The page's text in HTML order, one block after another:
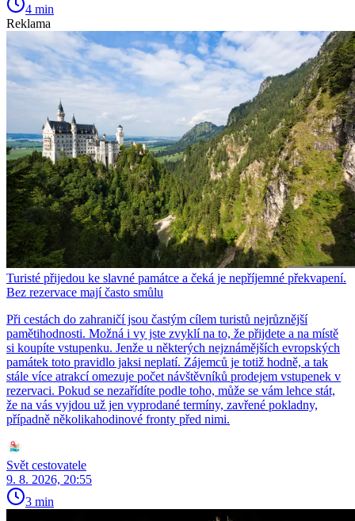
4 min
Reklama
Turisté přijedou ke slavné památce a čeká je nepříjemné překvapení.
Bez rezervace mají často smůlu
Při cestách do zahraničí jsou častým cílem turistů nejrůznější
pamětihodnosti. Možná i vy jste zvyklí na to, že přijdete a na místě
si koupíte vstupenku. Jenže u některých nejznámějších evropských
památek toto pravidlo jaksi neplatí. Zájemců je totiž hodně, a tak
stále více atrakcí omezuje počet návštěvníků prodejem vstupenek v
rezervaci. Pokud se nezařídíte podle toho, může se vám lehce stát,
že na vás vyjdou už jen vyprodané termíny, zavřené pokladny,
případně několikahodinové fronty před nimi.
Svět cestovatele
9. 8. 2026, 20:55
3 min